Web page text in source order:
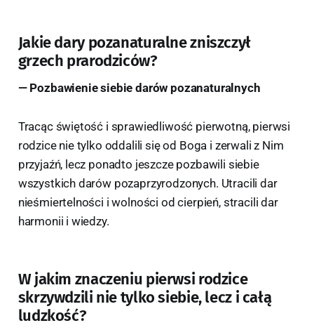
Jakie dary pozanaturalne zniszczył
grzech prarodziców?
— Pozbawienie siebie darów pozanaturalnych
Tracąc świętość i sprawiedliwość pierwotną, pierwsi
rodzice nie tylko oddalili się od Boga i zerwali z Nim
przyjaźń, lecz ponadto jeszcze pozbawili siebie
wszystkich darów pozaprzyrodzonych. Utracili dar
nieśmiertelności i wolności od cierpień, stracili dar
harmonii i wiedzy.
W jakim znaczeniu pierwsi rodzice
skrzywdzili nie tylko siebie, lecz i całą
ludzkość?